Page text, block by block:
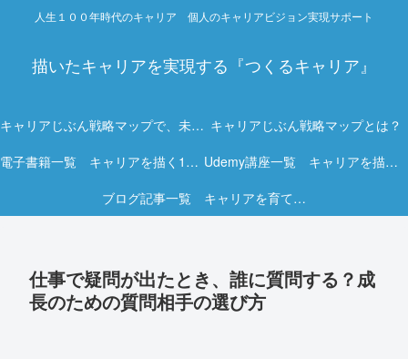
人生１００年時代のキャリア 個人のキャリアビジョン実現サポート
描いたキャリアを実現する『つくるキャリア』
キャリアじぶん戦略マップで、未来を描く力を。 キャリアじぶん戦略マップとは？
電子書籍一覧 キャリアを描く15冊の実践ガイド
Udemy講座一覧 キャリアを描く実践オンライン講座
ブログ記事一覧 キャリアを育てる実践ヒント集
仕事で疑問が出たとき、誰に質問する？成
長のための質問相手の選び方